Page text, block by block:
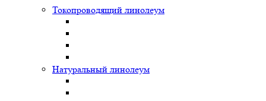
Токопроводящий линолеум
Натуральный линолеум